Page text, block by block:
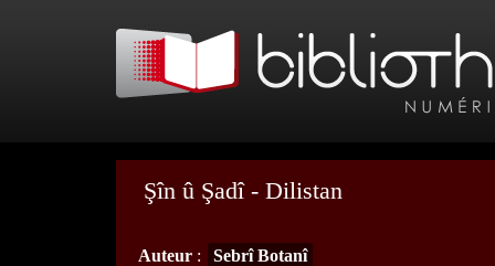
Şîn û Şadî - Dilistan
Auteur : Sebrî Botanî